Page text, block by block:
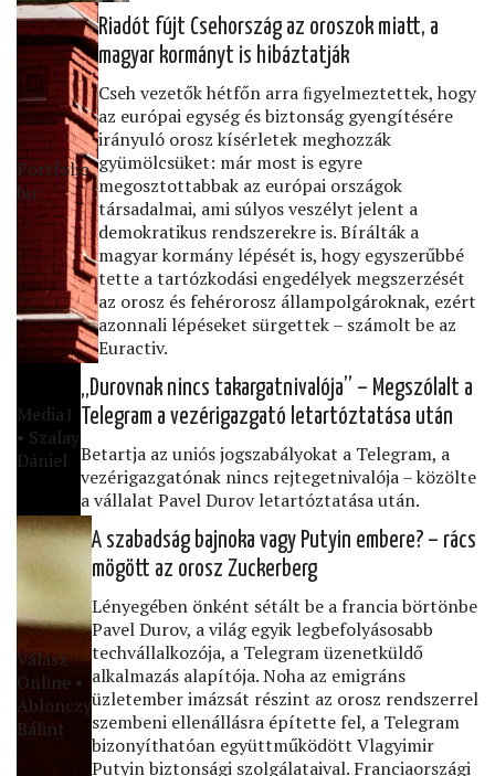
Portfolio․
hu
Riadót fújt Csehország az oroszok miatt, a
magyar kormányt is hibáztatják
Cseh vezetők hétfőn arra ﬁgyelmeztettek, hogy
az európai egység és biztonság gyengítésére
irányuló orosz kísérletek meghozzák
gyümölcsüket: már most is egyre
megosztottabbak az európai országok
társadalmai, ami súlyos veszélyt jelent a
demokratikus rendszerekre is. Bírálták a
magyar kormány lépését is, hogy egyszerűbbé
tette a tartózkodási engedélyek megszerzését
az orosz és fehérorosz állampolgároknak, ezért
azonnali lépéseket sürgettek – számolt be az
Euractiv.
Media1
• Szalay
Dániel
„Durovnak nincs takargatnivalója” – Megszólalt a
Telegram a vezérigazgató letartóztatása után
Betartja az uniós jogszabályokat a Telegram, a
vezérigazgatónak nincs rejtegetnivalója – közölte
a vállalat Pavel Durov letartóztatása után.
Válasz
Online •
Ablonczy
Bálint
A szabadság bajnoka vagy Putyin embere? – rács
mögött az orosz Zuckerberg
Lényegében önként sétált be a francia börtönbe
Pavel Durov, a világ egyik legbefolyásosabb
techvállalkozója, a Telegram üzenetküldő
alkalmazás alapítója. Noha az emigráns
üzletember imázsát részint az orosz rendszerrel
szembeni ellenállásra építette fel, a Telegram
bizonyíthatóan együttműködött Vlagyimir
Putyin biztonsági szolgálataival. Franciaországi